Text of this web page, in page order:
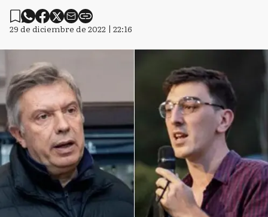
29 de diciembre de 2022 | 22:16